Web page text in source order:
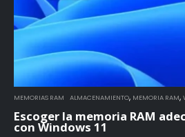
MEMORIAS RAM ALMACENAMIENTO, MEMORIA RAM,
Escoger la memoria RAM
con Windows 11